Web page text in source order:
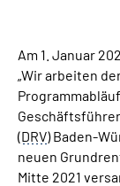
Über uns
Inhalte in
Leichte
Am 1. Januar
„Wir arbeiten
(DRV) Baden-
neuen
Mitte 2021